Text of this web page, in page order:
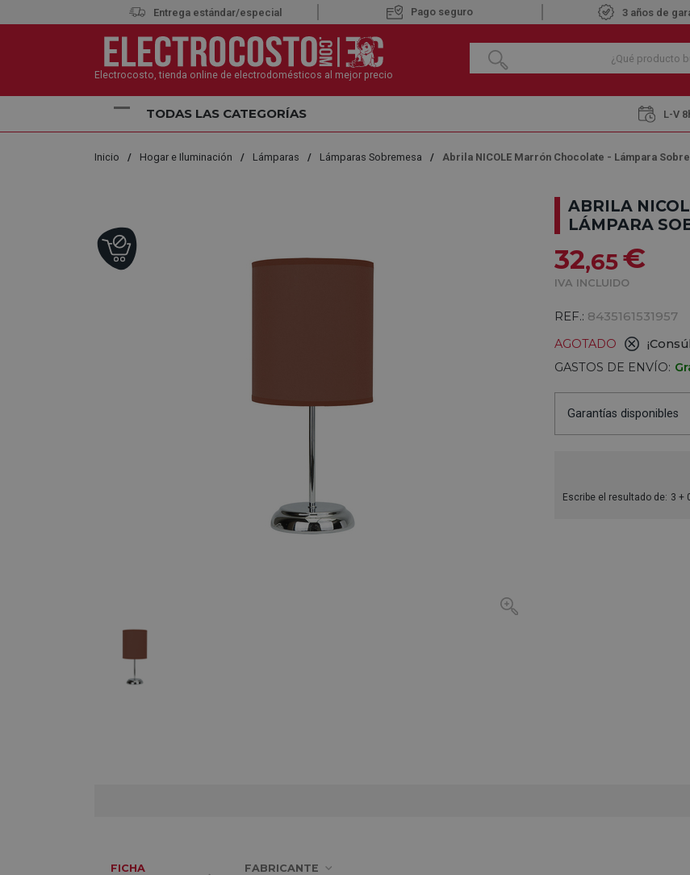
Entrega estándar/especial Pago seguro 3 años de
Electrocosto, tienda online de electrodomésticos al mejor precio
TODAS LAS CATEGORÍAS L-V
Inicio Hogar e Iluminación Lámparas Lámparas Sobremesa Abrila NICOLE Marrón Chocolate - Lámpara
ABRILA
LÁMPARA
32,65€
IVA INCLUIDO
REF.: 8435161531957
AGOTADO
GASTOS DE ENVÍO:
Garantías disponibles
Escribe el resultado de: 3 +
FICHA
FABRICANTE